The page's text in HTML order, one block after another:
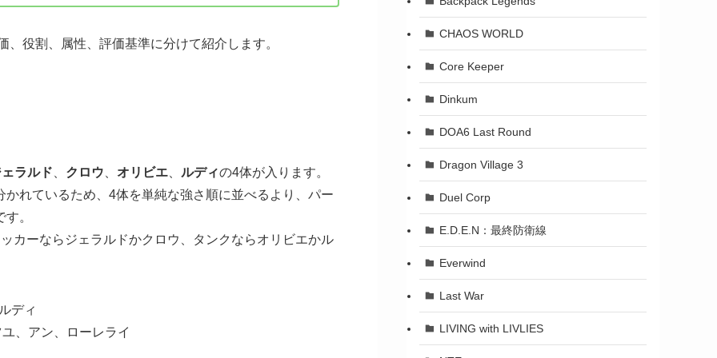
役割、属性、評価基準に分けて紹介します。
ラルド クロウ オリビエ ルディの4体が入ります。
れているため、4体を単純な強さ順に並べるより、パー
。
カーならジェラルドかクロウ、タンクならオリビエかル
ディ
、アン、ローレライ
CHAOS WORLD
Core Keeper
Dinkum
DOA6 Last Round
Dragon Village 3
Duel Corp
E.D.E.N：最終防衛線
Everwind
Last War
LIVING with LIVLIES